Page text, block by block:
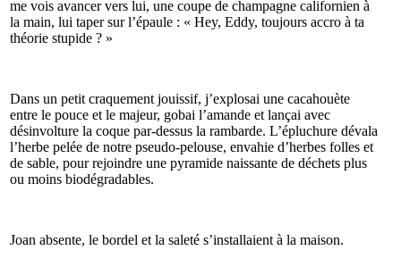
me vois avancer vers lui, une coupe de champagne californien à
la main, lui taper sur l’épaule : « Hey, Eddy, toujours accro à ta
théorie stupide ? »
Dans un petit craquement jouissif, j’explosai une cacahouète
entre le pouce et le majeur, gobai l’amande et lançai avec
désinvolture la coque par-dessus la rambarde. L’épluchure dévala
l’herbe pelée de notre pseudo-pelouse, envahie d’herbes folles et
de sable, pour rejoindre une pyramide naissante de déchets plus
ou moins biodégradables.
Joan absente, le bordel et la saleté s’installaient à la maison.